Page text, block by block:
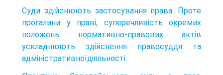
Суди здійснюють застосування права. Проте
прогалини у праві, суперечли­вість окремих
положень нормативно-правових актів
ускладнюють здійснення правосуддя та
адміністративноїдіяльності.